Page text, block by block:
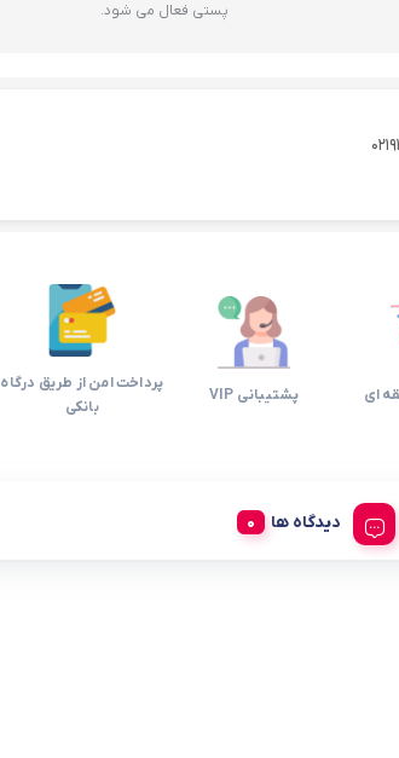
پستی فعال می شود.
پشتیبانی VIP
پرداخت امن از طریق درگاه
بانکی
دیدگاه ها